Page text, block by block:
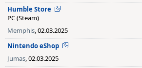
Humble Store
PC (Steam)
Memphis, 02.03.2025
Nintendo eShop
Jumas, 02.03.2025